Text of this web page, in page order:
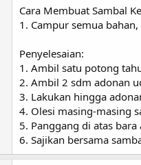
Cara Membuat Sambal
1. Campur semua
Penyelesaian:
1. Ambil satu potong
2. Ambil 2 sdm adonan
3. Lakukan hingga
4. Olesi masing-masing
5. Panggang di atas
6. Sajikan bersama